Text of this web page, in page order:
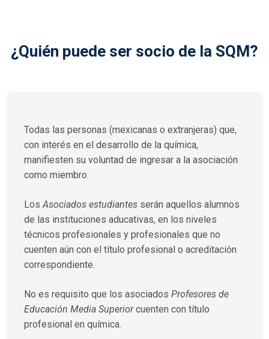
¿Quién puede ser socio de la SQM?
Todas las personas (mexicanas o extranjeras) que,
con interés en el desarrollo de la química,
manifiesten su voluntad de ingresar a la asociación
como miembro.
Los Asociados estudiantes serán aquellos alumnos
de las instituciones aducativas, en los niveles
técnicos profesionales y profesionales que no
cuenten aún con el título profesional o acreditación
correspondiente.
No es requisito que los asociados Profesores de
Educación Media Superiorcuenten con título
profesional en química.